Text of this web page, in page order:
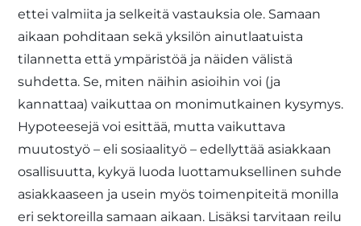
ettei valmiita ja selkeitä vastauksia ole. Samaan
aikaan pohditaan sekä yksilön ainutlaatuista
tilannetta että ympäristöä ja näiden välistä
suhdetta. Se, miten näihin asioihin voi (ja
kannattaa) vaikuttaa on monimutkainen kysymys.
Hypoteesejä voi esittää, mutta vaikuttava
muutostyö – eli sosiaalityö – edellyttää asiakkaan
osallisuutta, kykyä luoda luottamuksellinen suhde
asiakkaaseen ja usein myös toimenpiteitä monilla
eri sektoreilla samaan aikaan. Lisäksi tarvitaan reilu